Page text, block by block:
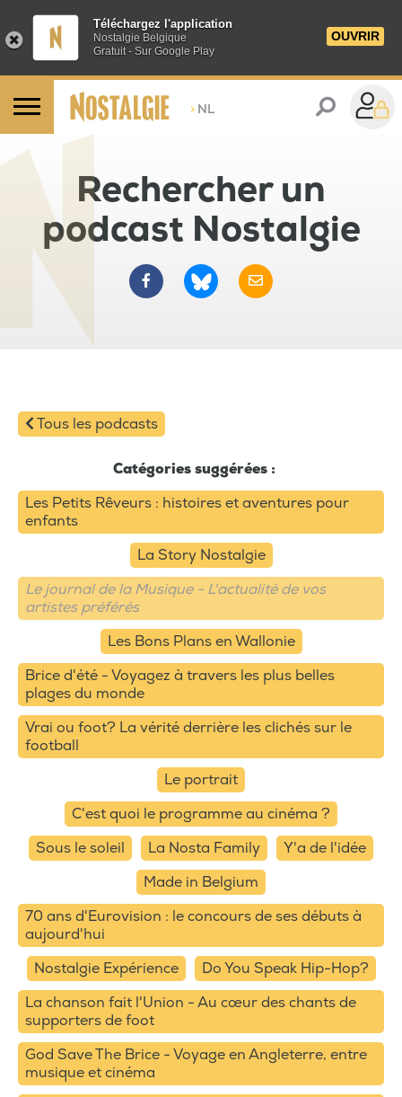
Téléchargez l'application
Nostalgie Belgique
Gratuit - Sur Google Play
OUVRIR
> NL
Rechercher un
podcast Nostalgie
Tous les podcasts
Catégories suggérées :
Les Petits Rêveurs : histoires et aventures pour
enfants
La Story Nostalgie
Le journal de la Musique - L'actualité de vos
artistes préférés
Les Bons Plans en Wallonie
Brice d'été - Voyagez à travers les plus belles
plages du monde
Vrai ou foot? La vérité derrière les clichés sur le
football
Le portrait
C'est quoi le programme au cinéma ?
Sous le soleil
La Nosta Family
Y'a de l'idée
Made in Belgium
70 ans d'Eurovision : le concours de ses débuts à
aujourd'hui
Nostalgie Expérience
Do You Speak Hip-Hop?
La chanson fait l'Union - Au cœur des chants de
supporters de foot
God Save The Brice - Voyage en Angleterre, entre
musique et cinéma